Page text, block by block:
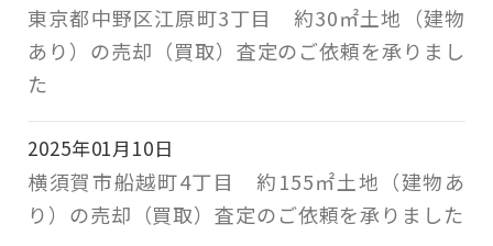
東京都中野区江原町3丁目 約30㎡土地（建物
あり）の売却（買取）査定のご依頼を承りまし
た
2025年01月10日
横須賀市船越町4丁目 約155㎡土地（建物あ
り）の売却（買取）査定のご依頼を承りました